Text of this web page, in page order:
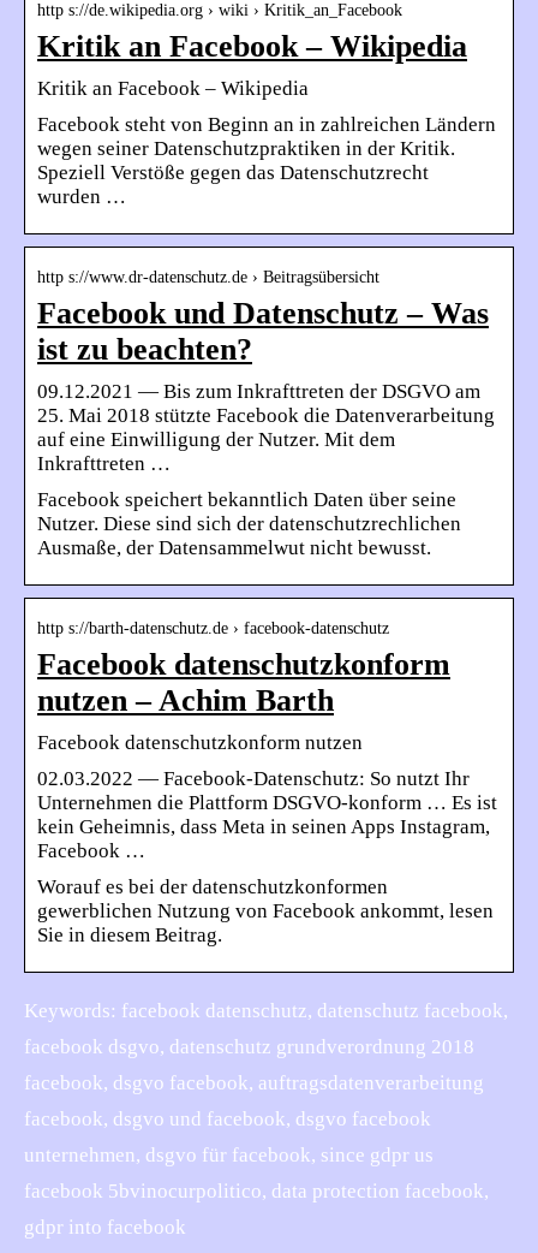
http s://de.wikipedia.org › wiki › Kritik_an_Facebook
Kritik an Facebook – Wikipedia
Kritik an Facebook – Wikipedia
Facebook steht von Beginn an in zahlreichen Ländern
wegen seiner Datenschutzpraktiken in der Kritik.
Speziell Verstöße gegen das Datenschutzrecht
wurden …
http s://www.dr-datenschutz.de › Beitragsübersicht
Facebook und Datenschutz – Was
ist zu beachten?
09.12.2021 — Bis zum Inkrafttreten der DSGVO am
25. Mai 2018 stützte Facebook die Datenverarbeitung
auf eine Einwilligung der Nutzer. Mit dem
Inkrafttreten …
Facebook speichert bekanntlich Daten über seine
Nutzer. Diese sind sich der datenschutzrechlichen
Ausmaße, der Datensammelwut nicht bewusst.
http s://barth-datenschutz.de › facebook-datenschutz
Facebook datenschutzkonform
nutzen – Achim Barth
Facebook datenschutzkonform nutzen
02.03.2022 — Facebook-Datenschutz: So nutzt Ihr
Unternehmen die Plattform DSGVO-konform … Es ist
kein Geheimnis, dass Meta in seinen Apps Instagram,
Facebook …
Worauf es bei der datenschutzkonformen
gewerblichen Nutzung von Facebook ankommt, lesen
Sie in diesem Beitrag.
Keywords: facebook datenschutz, datenschutz facebook,
facebook dsgvo, datenschutz grundverordnung 2018
facebook, dsgvo facebook, auftragsdatenverarbeitung
facebook, dsgvo und facebook, dsgvo facebook
unternehmen, dsgvo für facebook, since gdpr us
facebook 5bvinocurpolitico, data protection facebook,
gdpr into facebook